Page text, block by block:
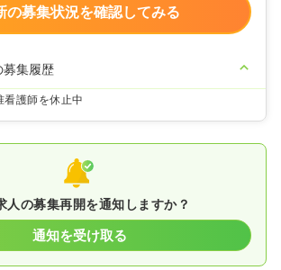
の募集状況を確認してみる
集履歴
看護師を休止中
人の募集再開を通知しますか？
通知を受け取る